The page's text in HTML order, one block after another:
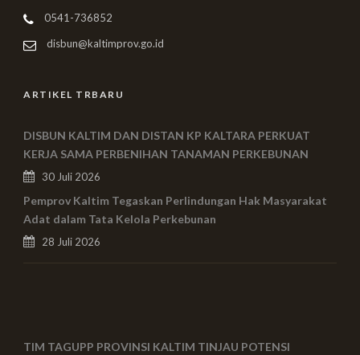
0541-736852
disbun@kaltimprov.go.id
ARTIKEL TRBARU
DISBUN KALTIM DAN DISTAN KP KALTARA PERKUAT
KERJA SAMA PERBENIHAN TANAMAN PERKEBUNAN
30 Juli 2026
Pemprov Kaltim Tegaskan Perlindungan Hak Masyarakat
Adat dalam Tata Kelola Perkebunan
28 Juli 2026
TIM TAGUPP PROVINSI KALTIM TINJAU POTENSI